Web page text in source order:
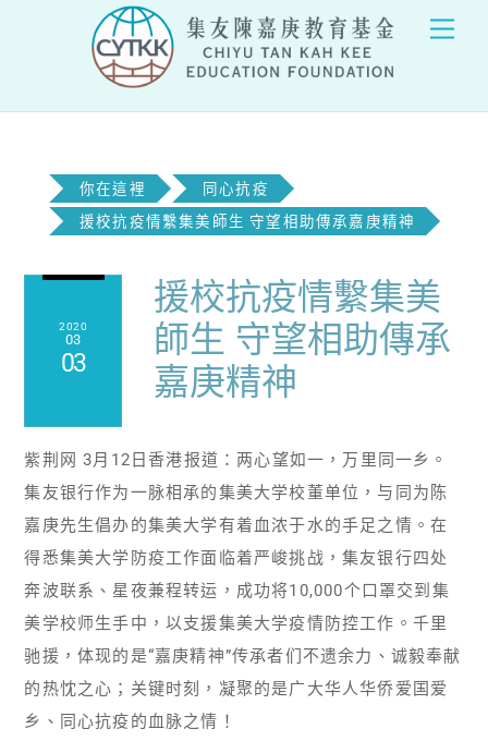
你在這裡
同心抗疫
援校抗疫情繫集美師生 守望相助傳承嘉庚精神
2020
03
03
援校抗疫情繫集美
師生 守望相助傳承
嘉庚精神
紫荆网 3月12日香港报道：两心望如一，万里同一乡。
集友银行作为一脉相承的集美大学校董单位，与同为陈
嘉庚先生倡办的集美大学有着血浓于水的手足之情。在
得悉集美大学防疫工作面临着严峻挑战，集友银行四处
奔波联系、星夜兼程转运，成功将10,000个口罩交到集
美学校师生手中，以支援集美大学疫情防控工作。千里
驰援，体现的是“嘉庚精神”传承者们不遗余力、诚毅奉献
的热忱之心；关键时刻，凝聚的是广大华人华侨爱国爱
乡、同心抗疫的血脉之情！